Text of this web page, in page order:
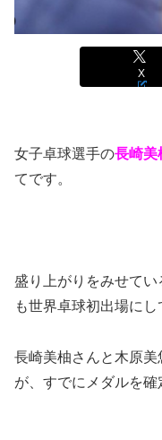
X
女子卓球選手の長崎美
てです。
盛り上がりをみせて
も世界卓球初出場にし
長崎美柚さんと木原美
が、すでにメダルを確